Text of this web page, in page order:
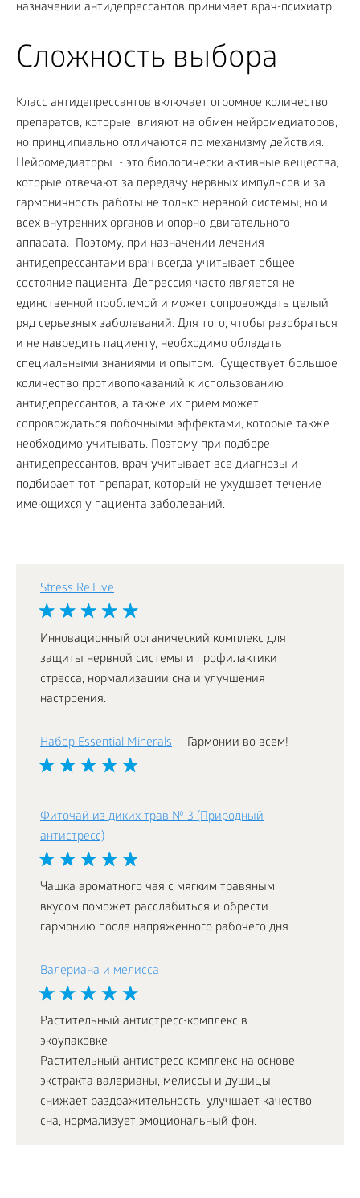
назначении антидепрессантов принимает врач-психиатр.
Сложность выбора
Класс антидепрессантов включает огромное количество
препаратов, которые влияют на обмен нейромедиаторов,
но принципиально отличаются по механизму действия.
Нейромедиаторы - это биологически активные вещества,
которые отвечают за передачу нервных импульсов и за
гармоничность работы не только нервной системы, но и
всех внутренних органов и опорно-двигательного
аппарата. Поэтому, при назначении лечения
антидепрессантами врач всегда учитывает общее
состояние пациента. Депрессия часто является не
единственной проблемой и может сопровождать целый
ряд серьезных заболеваний. Для того, чтобы разобраться
и не навредить пациенту, необходимо обладать
специальными знаниями и опытом. Существует большое
количество противопоказаний к использованию
антидепрессантов, а также их прием может
сопровождаться побочными эффектами, которые также
необходимо учитывать. Поэтому при подборе
антидепрессантов, врач учитывает все диагнозы и
подбирает тот препарат, который не ухудшает течение
имеющихся у пациента заболеваний.
Stress Re.Live
Инновационный органический комплекс для
защиты нервной системы и профилактики
стресса, нормализации сна и улучшения
настроения.
Набор Essential Minerals Гармонии во всем!
Фиточай из диких трав № 3 (Природный
антистресс)
Чашка ароматного чая с мягким травяным
вкусом поможет расслабиться и обрести
гармонию после напряженного рабочего дня.
Валериана и мелисса
Растительный антистресс-комплекс в
экоупаковке
Растительный антистресс-комплекс на основе
экстракта валерианы, мелиссы и душицы
снижает раздражительность, улучшает качество
сна, нормализует эмоциональный фон.